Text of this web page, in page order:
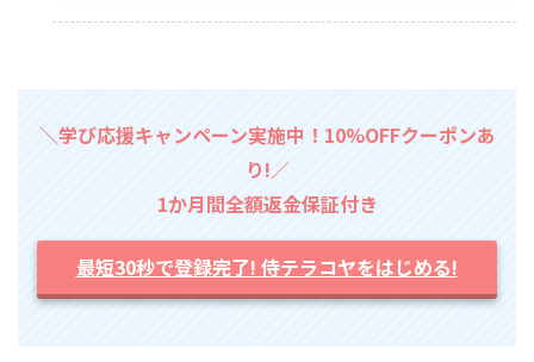
＼学び応援キャンペーン実施中！10%OFFクーポンあ
り!／
1か月間全額返金保証付き
最短30秒で登録完了! 侍テラコヤをはじめる!